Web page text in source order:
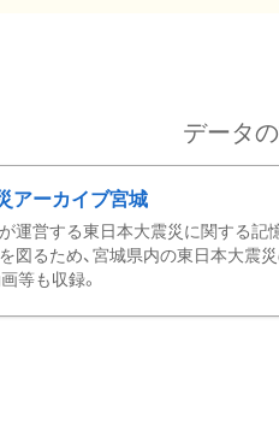
データ
アーカイブ宮城
運営する東日本大震災に関する記
図るため、宮城県内の東日本大震
等も収録。